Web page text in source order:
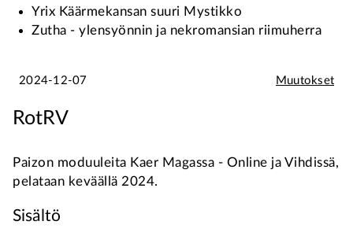
Yrix Käärmekansan suuri Mystikko
Zutha - ylensyönnin ja nekromansian riimuherra
2024-12-07 Muutokset
RotRV
Paizon moduuleita Kaer Magassa - Online ja Vihdissä,
pelataan keväällä 2024.
Sisältö